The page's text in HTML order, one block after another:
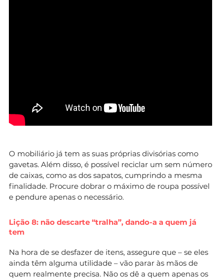
O mobiliário já tem as suas próprias divisórias como
gavetas. Além disso, é possível reciclar um sem número
de caixas, como as dos sapatos, cumprindo a mesma
finalidade. Procure dobrar o máximo de roupa possível
e pendure apenas o necessário.
Lição 8: não descarte “tralha”, dando-a a quem já
tem
Na hora de se desfazer de itens, assegure que – se eles
ainda têm alguma utilidade – vão parar às mãos de
quem realmente precisa. Não os dê a quem apenas os